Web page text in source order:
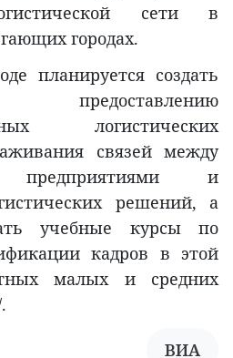
сети в
городах.
планируется создать
логистических
связей между
предприятиями и
решений, а
учебные курсы по
кадров в этой
малых и средних
ВИА